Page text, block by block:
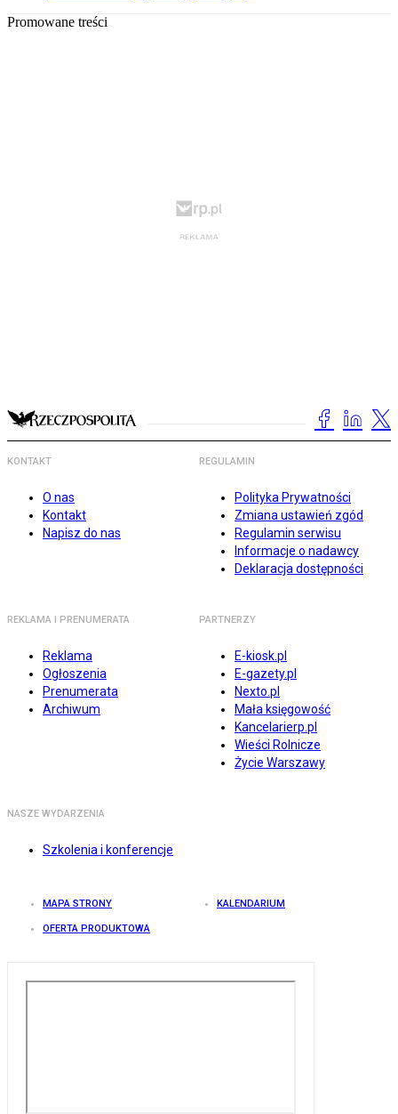
Promowane treści
KONTAKT
O nas
Kontakt
Napisz do nas
REGULAMIN
Polityka Prywatności
Zmiana ustawień zgód
Regulamin serwisu
Informacje o nadawcy
Deklaracja dostępności
REKLAMA I PRENUMERATA
Reklama
Ogłoszenia
Prenumerata
Archiwum
PARTNERZY
E-kiosk.pl
E-gazety.pl
Nexto.pl
Mała księgowość
Kancelarierp.pl
Wieści Rolnicze
Życie Warszawy
NASZE WYDARZENIA
Szkolenia i konferencje
MAPA STRONY KALENDARIUM
OFERTA PRODUKTOWA